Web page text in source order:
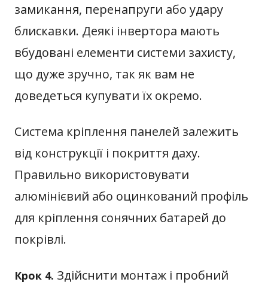
замикання, перенапруги або удару
блискавки. Деякі інвертора мають
вбудовані елементи системи захисту,
що дуже зручно, так як вам не
доведеться купувати їх окремо.
Система кріплення панелей залежить
від конструкції і покриття даху.
Правильно використовувати
алюмінієвий або оцинкований профіль
для кріплення сонячних батарей до
покрівлі.
Крок 4. Здійснити монтаж і пробний